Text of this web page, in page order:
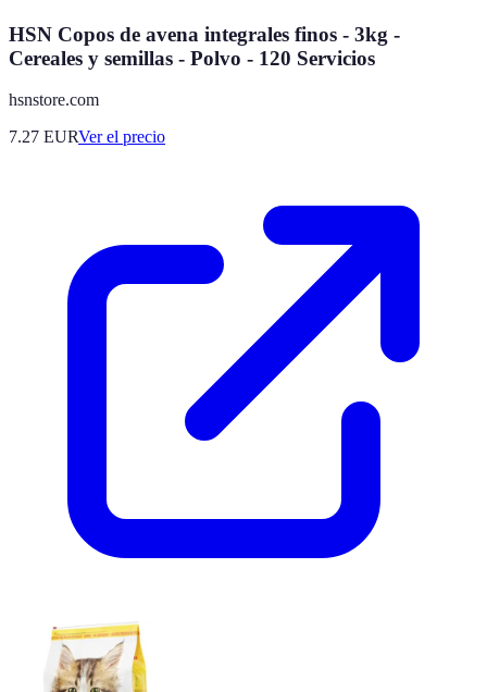
HSN Copos de avena integrales finos - 3kg -
Cereales y semillas - Polvo - 120 Servicios
hsnstore.com
7.27 EURVer el precio